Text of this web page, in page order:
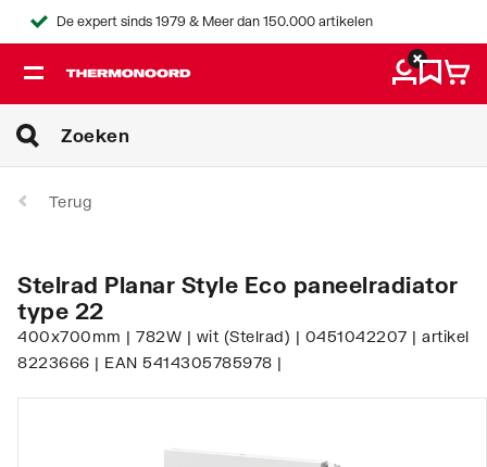
De expert sinds 1979 & Meer dan 150.000 artikelen
Terug
Stelrad Planar Style Eco paneelradiator
type 22
400x700mm | 782W | wit (Stelrad) | 0451042207 | artikel
8223666 | EAN 5414305785978 |